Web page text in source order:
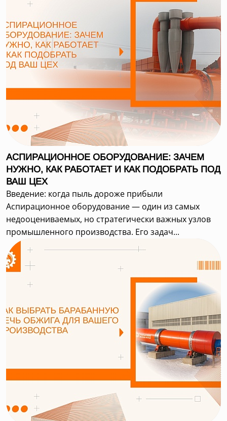
АСПИРАЦИОННОЕ ОБОРУДОВАНИЕ: ЗАЧЕМ
НУЖНО, КАК РАБОТАЕТ И КАК ПОДОБРАТЬ ПОД
ВАШ ЦЕХ
Введение: когда пыль дороже прибыли
Аспирационное оборудование — один из самых
недооцениваемых, но стратегически важных узлов
промышленного производства. Его задач...